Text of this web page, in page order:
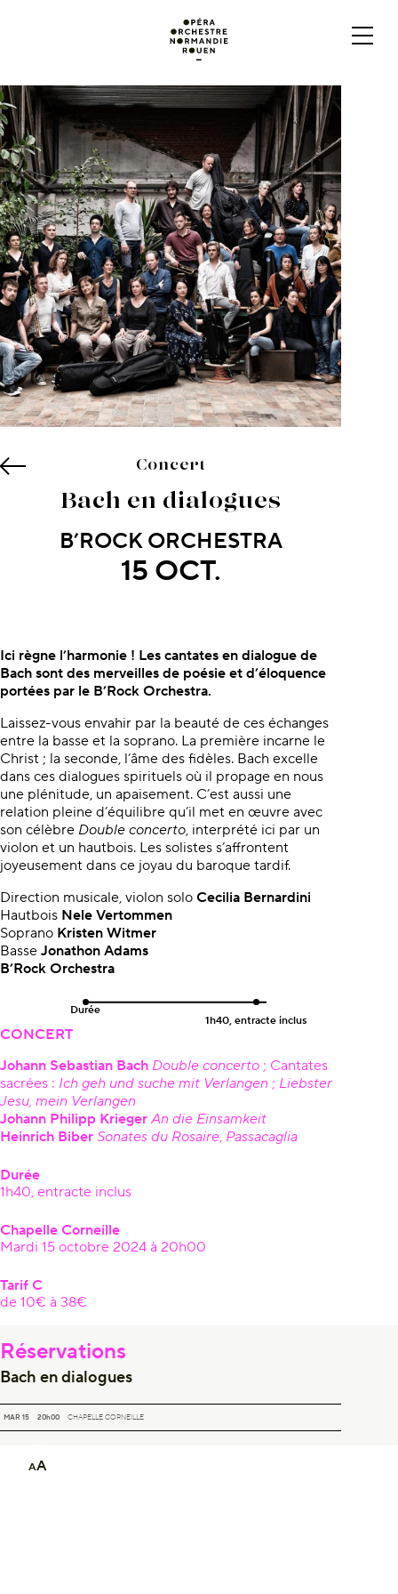
AA
Concert
Bach en dialogues
B’ROCK ORCHESTRA
15 OCT.
À propos du concert
Ici règne l’harmonie ! Les cantates en dialogue de
Bach sont des merveilles de poésie et d’éloquence
portées par le B’Rock Orchestra.
Laissez-vous envahir par la beauté de ces échanges
entre la basse et la soprano. La première incarne le
Christ ; la seconde, l’âme des fidèles. Bach excelle
dans ces dialogues spirituels où il propage en nous
une plénitude, un apaisement. C’est aussi une
relation pleine d’équilibre qu’il met en œuvre avec
son célèbre Double concerto, interprété ici par un
violon et un hautbois. Les solistes s’affrontent
joyeusement dans ce joyau du baroque tardif.
Direction musicale, violon solo Cecilia Bernardini
Hautbois Nele Vertommen
Soprano Kristen Witmer
Basse Jonathon Adams
B’Rock Orchestra
Durée
1h40, entracte inclus
CONCERT
Johann Sebastian Bach Double concerto ; Cantates
sacrées : Ich geh und suche mit Verlangen ; Liebster
Jesu, mein Verlangen
Johann Philipp Krieger An die Einsamkeit
Heinrich Biber Sonates du Rosaire, Passacaglia
Durée
1h40, entracte inclus
Chapelle Corneille
Mardi 15 octobre 2024 à 20h00
Tarif C
de 10€ à 38€
Réservations
Bach en dialogues
MAR 15 20h00
BACH EN DIALOGUESCHAPELLE CORNEILLE